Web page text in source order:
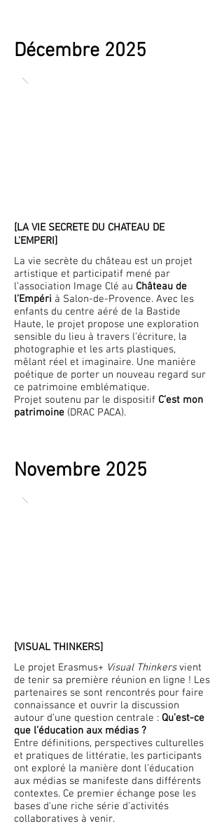
Décembre 2025
[LA VIE SECRETE DU CHATEAU DE
L'EMPERI]
La vie secrète du château est un projet
artistique et participatif mené par
l’association Image Clé au Château de
l’Empéri à Salon-de-Provence. Avec les
enfants du centre aéré de la Bastide
Haute, le projet propose une exploration
sensible du lieu à travers l’écriture, la
photographie et les arts plastiques,
mêlant réel et imaginaire. Une manière
poétique de porter un nouveau regard sur
ce patrimoine emblématique.
Projet soutenu par le dispositif C’est mon
patrimoine (DRAC PACA).
Novembre 2025
[VISUAL THINKERS]
Le projet Erasmus+ Visual Thinkersvient
de tenir sa première réunion en ligne ! Les
partenaires se sont rencontrés pour faire
connaissance et ouvrir la discussion
autour d’une question centrale : Qu’est-ce
que l’éducation aux médias ?
Entre définitions, perspectives culturelles
et pratiques de littératie, les participants
ont exploré la manière dont l’éducation
aux médias se manifeste dans différents
contextes. Ce premier échange pose les
bases d’une riche série d’activités
collaboratives à venir.